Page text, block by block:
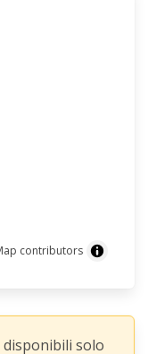
contributors
solo